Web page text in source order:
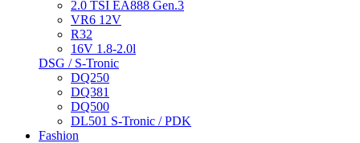
2.0 TSI EA888 Gen.3
VR6 12V
R32
16V 1.8-2.0l
DSG / S-Tronic
DQ250
DQ381
DQ500
DL501 S-Tronic / PDK
Fashion